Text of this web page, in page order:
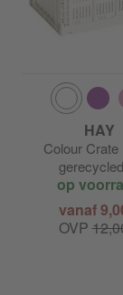
HAY
Colour Crate
op
vanaf
OVP